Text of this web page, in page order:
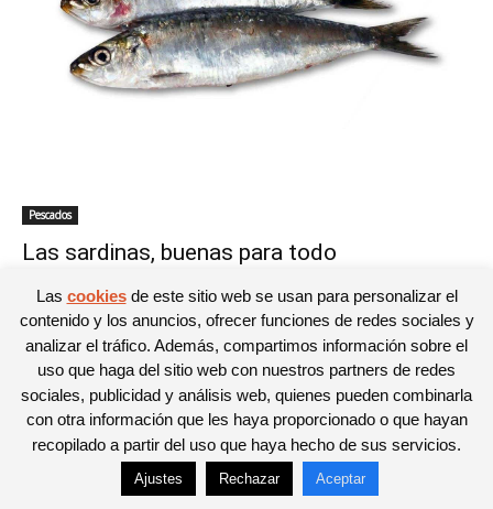
Pescados
Las sardinas, buenas para todo
© Newspaper WordPress Theme by TagDiv
Las cookiesde este sitio web se usan para personalizar el
contenido y los anuncios, ofrecer funciones de redes sociales y
analizar el tráfico. Además, compartimos información sobre el
uso que haga del sitio web con nuestros partners de redes
sociales, publicidad y análisis web, quienes pueden combinarla
con otra información que les haya proporcionado o que hayan
recopilado a partir del uso que haya hecho de sus servicios.
Ajustes Rechazar Aceptar